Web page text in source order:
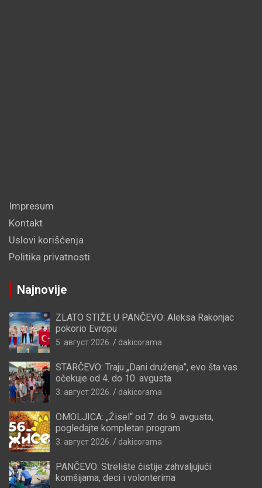
Impresum
Kontakt
Uslovi korišćenja
Politika privatnosti
Najnovije
ZLATO STIŽE U PANČEVO: Aleksa Rakonjac
pokorio Evropu
5. август 2026. dakicorama
STARČEVO: Traju „Dani druženja”, evo šta vas
očekuje od 4. do 10. avgusta
3. август 2026. dakicorama
OMOLJICA: „Žisel“ od 7. do 9. avgusta,
pogledajte kompletan program
3. август 2026. dakicorama
PANČEVO: Strelište čistije zahvaljujući
komšijama, deci i volonterima